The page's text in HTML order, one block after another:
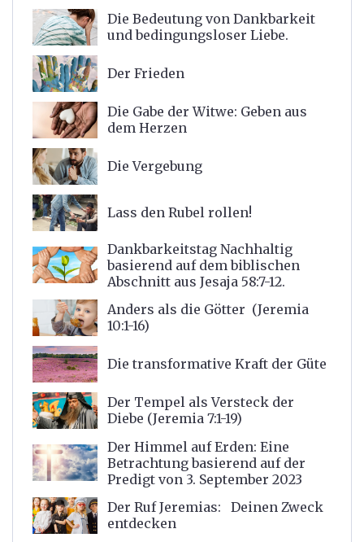
Die Bedeutung von Dankbarkeit
und bedingungsloser Liebe.
Der Frieden
Die Gabe der Witwe: Geben aus
dem Herzen
Die Vergebung
Lass den Rubel rollen!
Dankbarkeitstag Nachhaltig
basierend auf dem biblischen
Abschnitt aus Jesaja 58:7-12.
Anders als die Götter (Jeremia
10:1-16)
Die transformative Kraft der Güte
Der Tempel als Versteck der
Diebe (Jeremia 7:1-19)
Der Himmel auf Erden: Eine
Betrachtung basierend auf der
Predigt von 3. September 2023
Der Ruf Jeremias: Deinen Zweck
entdecken